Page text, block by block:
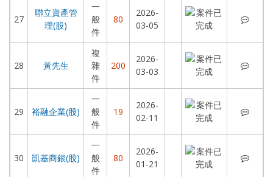
27
聯立資產管
理(股)
一
般
件
80
2026-
03-05
聯立
28 黃先生
複
雜
件
200
2026-
03-03
黃先
29 裕融企業(股)
一
般
件
19
2026-
02-11
裕融
30 凱基商銀(股)
一
般
件
80
2026-
01-21
凱基